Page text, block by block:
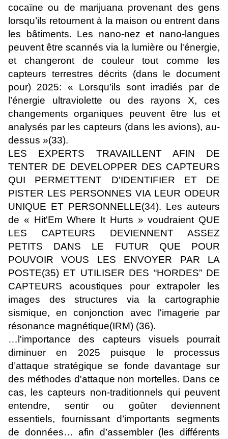
cocaïne ou de marijuana provenant des gens
lorsqu’ils retournent à la maison ou entrent dans
les bâtiments. Les nano-nez et nano-langues
peuvent être scannés via la lumière ou l'énergie,
et changeront de couleur tout comme les
capteurs terrestres décrits (dans le document
pour) 2025: « Lorsqu’ils sont irradiés par de
l’énergie ultraviolette ou des rayons X, ces
changements organiques peuvent être lus et
analysés par les capteurs (dans les avions), au-
dessus »(33).
LES EXPERTS TRAVAILLENT AFIN DE
TENTER DE DEVELOPPER DES CAPTEURS
QUI PERMETTENT D'IDENTIFIER ET DE
PISTER LES PERSONNES VIA LEUR ODEUR
UNIQUE ET PERSONNELLE(34). Les auteurs
de « Hit'Em Where It Hurts » voudraient QUE
LES CAPTEURS DEVIENNENT ASSEZ
PETITS DANS LE FUTUR QUE POUR
POUVOIR VOUS LES ENVOYER PAR LA
POSTE(35) ET UTILISER DES “HORDES” DE
CAPTEURS acoustiques pour extrapoler les
images des structures via la cartographie
sismique, en conjonction avec l'imagerie par
résonance magnétique(IRM) (36).
…l'importance des capteurs visuels pourrait
diminuer en 2025 puisque le processus
d’attaque stratégique se fonde davantage sur
des méthodes d'attaque non mortelles. Dans ce
cas, les capteurs non-traditionnels qui peuvent
entendre, sentir ou goûter deviennent
essentiels, fournissant d’importants segments
de données… afin d’assembler (les différents